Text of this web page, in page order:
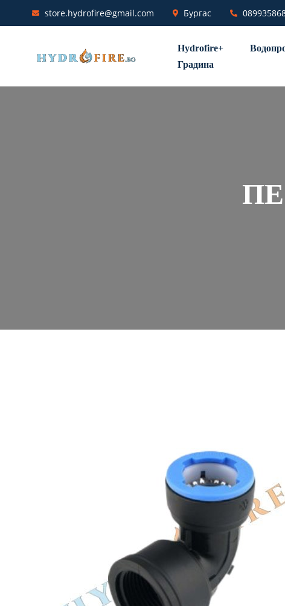
store.hydrofire@gmail.com Бургас
Hydrofire+
Градина
ПЕ